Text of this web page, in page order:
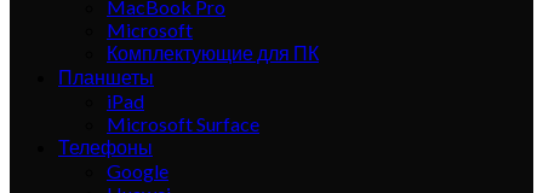
MacBook Pro
Microsoft
Комплектующие для ПК
Планшеты
iPad
Microsoft Surface
Телефоны
Google